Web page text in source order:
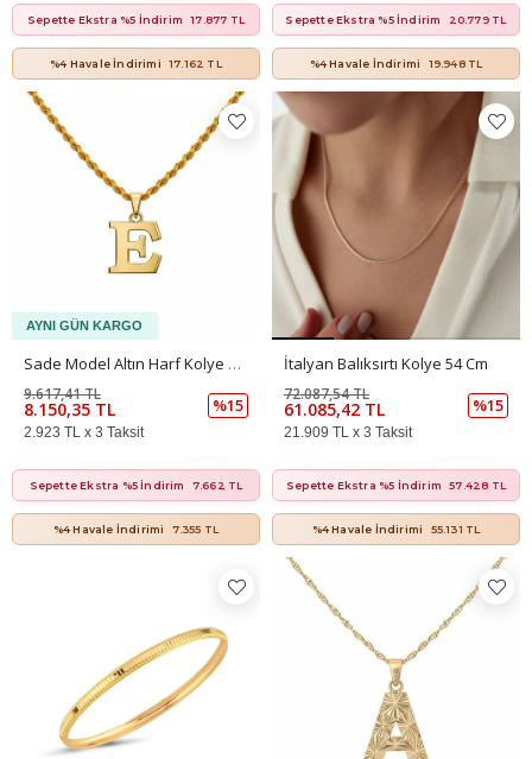
Sepette Ekstra %5 İndirim 17.877 TL
%4 Havale İndirimi 17.162 TL
Sepette Ekstra %5 İndirim 20.779 TL
%4 Havale İndirimi 19.948 TL
Sade Model Altın Harf Kolye Ucu – Günlük Kullanıma Uygun (1,20 × 1,2 Cm – 0,10 Mm)
8.150,35 TL
9.617,41 TL
%15
2.923 TL x 3 Taksit
Sepette Ekstra %5 İndirim 7.662 TL
%4 Havale İndirimi 7.355 TL
İtalyan Balıksırtı Kolye 54 Cm
61.085,42 TL
72.087,54 TL
%15
21.909 TL x 3 Taksit
Sepette Ekstra %5 İndirim 57.428 TL
%4 Havale İndirimi 55.131 TL